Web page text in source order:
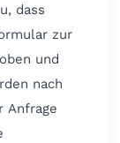
dass
zur
und
nach
Anfrage